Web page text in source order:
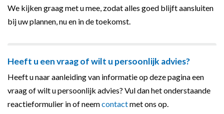
We kijken graag met u mee, zodat alles goed blijft aansluiten
bij uw plannen, nu en in de toekomst.
Heeft u een vraag of wilt u persoonlijk advies?
Heeft u naar aanleiding van informatie op deze pagina een
vraag of wilt u persoonlijk advies? Vul dan het onderstaande
reactieformulier in of neemcontactmet ons op.